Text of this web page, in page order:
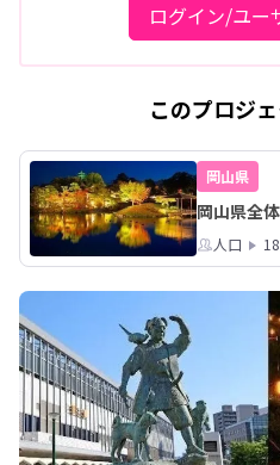
ログイン/ユー
このプロジ
岡山県
岡山県全体
人口